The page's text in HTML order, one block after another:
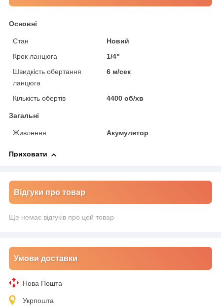
Основні
Стан
Новий
Крок ланцюга
1/4"
Швидкість обертання
ланцюга
6 м/сек
Кількість обертів 4400 об/хв
Загальні
Живлення Акумулятор
Приховати
Відгуки про товар
Ще немає відгуків про цей товар
Умови доставки
Нова Пошта
Укрпошта